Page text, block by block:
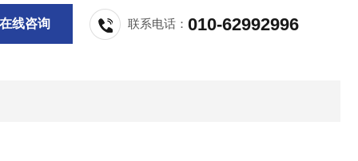
在线咨询 联系电话：010-62992996